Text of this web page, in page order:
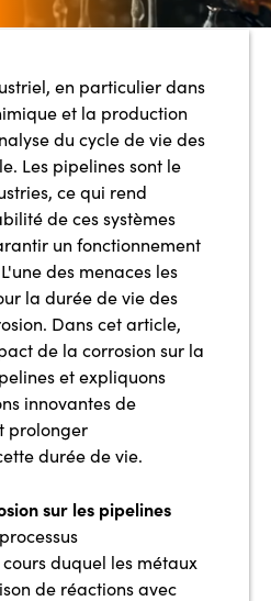
en particulier dans
et la production
du cycle de vie des
Les pipelines sont le
ce qui rend
de ces systèmes
un fonctionnement
des menaces les
la durée de vie des
Dans cet article,
de la corrosion sur la
et expliquons
innovantes de
prolonger
durée de vie.
sur les pipelines
duquel les métaux
de réactions avec